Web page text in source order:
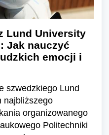
Lund University
Jak nauczyć
emocji i
szwedzkiego Lund
najbliższego
organizowanego
Politechniki